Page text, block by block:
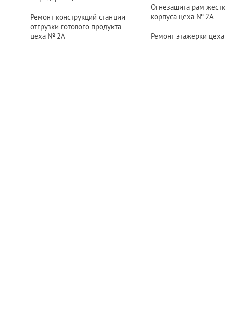
Ремонт конструкций станции
отгрузки готового продукта
цеха № 2А
Огнезащита рам
корпуса цеха № 2А
Ремонт этажерки